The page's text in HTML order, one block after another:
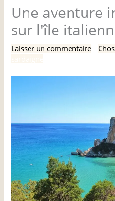
Une aventure
sur l'île
Laisser un commentaire